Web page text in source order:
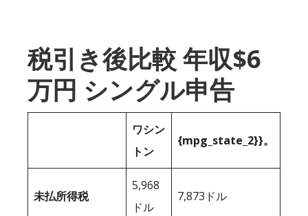
税引き後比較 年収$6
万円 シングル申告
ワシン
トン
{mpg_state_2}}。
未払所得税
5,968
ドル
7,873ドル